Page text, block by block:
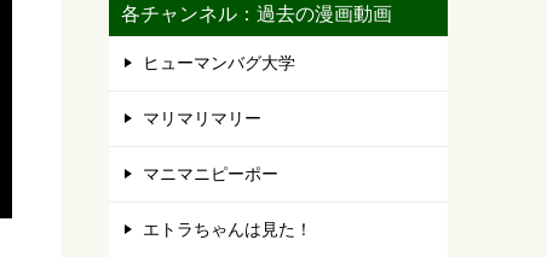
各チャンネル：過去の漫画動画
ヒューマンバグ大学
マリマリマリー
マニマニピーポー
エトラちゃんは見た！